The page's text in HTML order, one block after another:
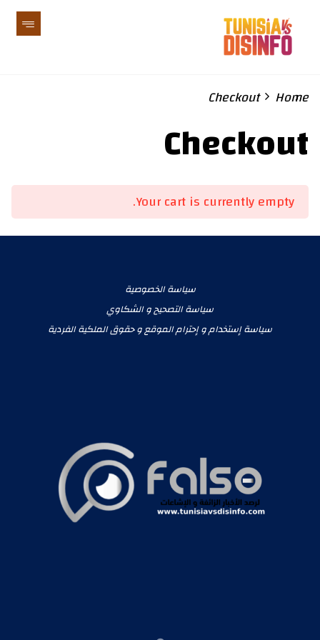
Home
Checkout
Checkout
Your cart is currently empty.
سياسة الخصوصية
سياسة التصحيح و الشكاوي
سياسة إستخدام و إحترام الموقع و حقوق الملكية الفردية